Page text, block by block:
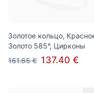
Золотое кольцо,
Золото 585°, Цирконы
161.65 € 137.40 €